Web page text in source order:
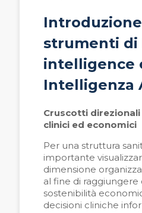
strumenti di
intelligence
Intelligenza
Cruscotti direzionali
clinici ed economici
Per una struttura
importante
dimensione
al fine di
sostenibilità
decisioni cliniche